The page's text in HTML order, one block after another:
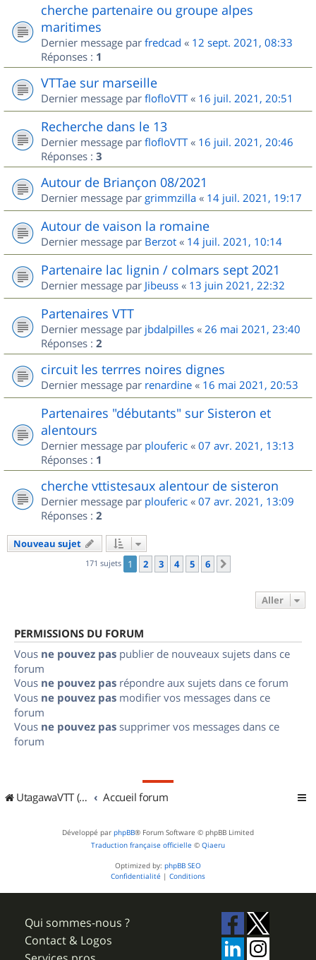
cherche partenaire ou groupe alpes
maritimes
Dernier message par fredcad « 12 sept. 2021, 08:33
Réponses : 1
VTTae sur marseille
Dernier message par flofloVTT« 16 juil. 2021, 20:51
Recherche dans le 13
Dernier message par flofloVTT« 16 juil. 2021, 20:46
Réponses : 3
Autour de Briançon 08/2021
Dernier message par grimmzilla « 14 juil. 2021, 19:17
Autour de vaison la romaine
Dernier message par Berzot « 14 juil. 2021, 10:14
Partenaire lac lignin / colmars sept 2021
Dernier message par Jibeuss « 13 juin 2021, 22:32
Partenaires VTT
Dernier message par jbdalpilles « 26 mai 2021, 23:40
Réponses : 2
circuit les terrres noires dignes
Dernier message par renardine « 16 mai 2021, 20:53
Partenaires "débutants" sur Sisteron et
alentours
Dernier message par plouferic « 07 avr. 2021, 13:13
Réponses : 1
cherche vttistesaux alentour de sisteron
Dernier message par plouferic « 07 avr. 2021, 13:09
Réponses : 2
Nouveau sujet
171 sujets 1 2 3 4 5 6
Aller
PERMISSIONS DU FORUM
Vous ne pouvez pas publier de nouveaux sujets dans ce
forum
Vous ne pouvez pas répondre aux sujets dans ce forum
Vous ne pouvez pas modifier vos messages dans ce
forum
Vous ne pouvez pas supprimer vos messages dans ce
forum
UtagawaVTT (Randos VTT et VTTAE avec traces GPS) Accueil forum
Développé par phpBB® Forum Software © phpBB Limited
Traduction française officielle © Qiaeru
Optimized by: phpBB SEO
Confidentialité | Conditions
Qui sommes-nous ?
Contact & Logos